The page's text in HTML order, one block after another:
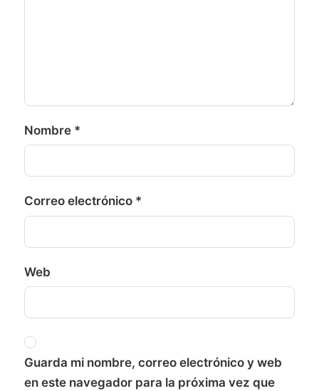
Nombre *
Correo electrónico *
Web
Guarda mi nombre, correo electrónico y web
en este navegador para la próxima vez que